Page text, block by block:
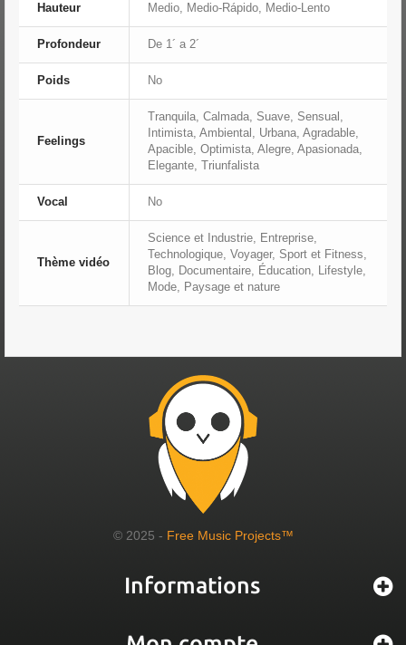
Hauteur Medio, Medio-Rápido, Medio-Lento
Profondeur De 1´ a 2´
Poids No
Feelings
Tranquila, Calmada, Suave, Sensual,
Intimista, Ambiental, Urbana, Agradable,
Apacible, Optimista, Alegre, Apasionada,
Elegante, Triunfalista
Vocal No
Thème vidéo
Science et Industrie, Entreprise,
Technologique, Voyager, Sport et Fitness,
Blog, Documentaire, Éducation, Lifestyle,
Mode, Paysage et nature
© 2025 - Free Music Projects™
Informations